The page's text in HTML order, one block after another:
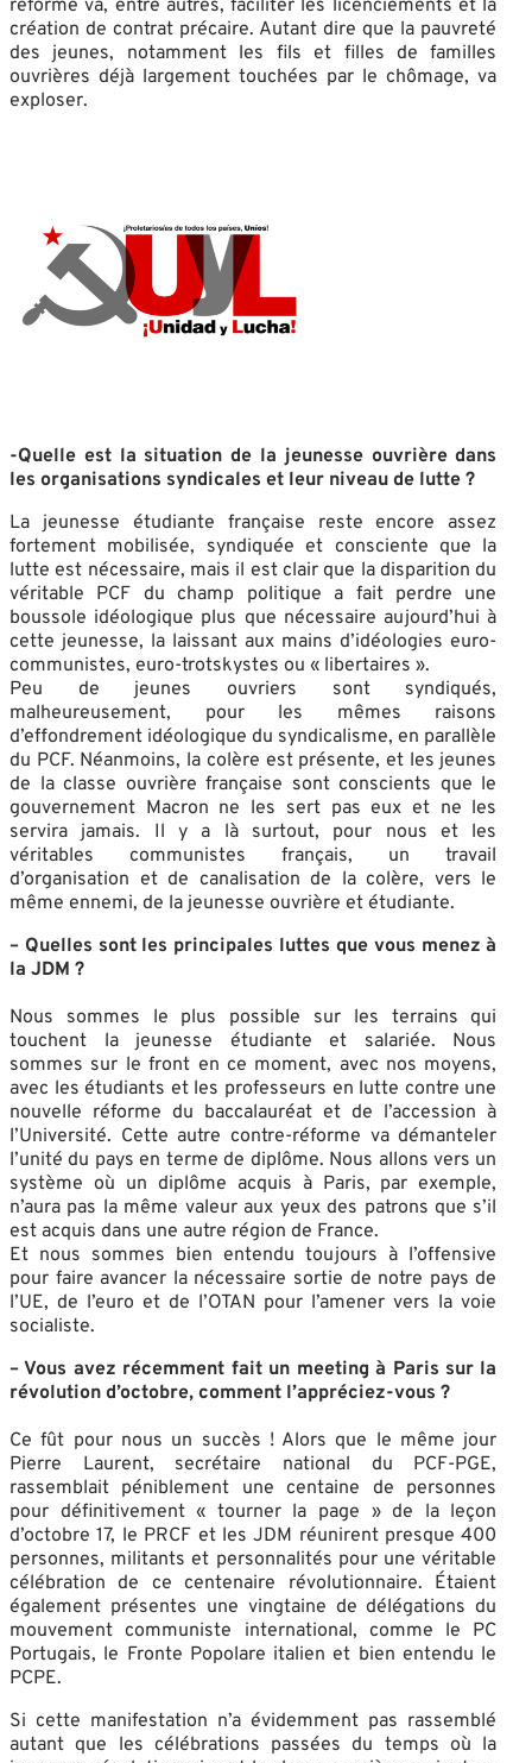
réforme va, entre autres, faciliter les licenciements et la
création de contrat précaire. Autant dire que la pauvreté
des jeunes, notamment les fils et filles de familles
ouvrières déjà largement touchées par le chômage, va
exploser.
-Quelle est la situation de la jeunesse ouvrière dans
les organisations syndicales et leur niveau de lutte ?
La jeunesse étudiante française reste encore assez
fortement mobilisée, syndiquée et consciente que la
lutte est nécessaire, mais il est clair que la disparition du
véritable PCF du champ politique a fait perdre une
boussole idéologique plus que nécessaire aujourd’hui à
cette jeunesse, la laissant aux mains d’idéologies euro-
communistes, euro-trotskystes ou « libertaires ».
Peu de jeunes ouvriers sont syndiqués,
malheureusement, pour les mêmes raisons
d’effondrement idéologique du syndicalisme, en parallèle
du PCF. Néanmoins, la colère est présente, et les jeunes
de la classe ouvrière française sont conscients que le
gouvernement Macron ne les sert pas eux et ne les
servira jamais. Il y a là surtout, pour nous et les
véritables communistes français, un travail
d’organisation et de canalisation de la colère, vers le
même ennemi, de la jeunesse ouvrière et étudiante.
– Quelles sont les principales luttes que vous menez à
la JDM ?
Nous sommes le plus possible sur les terrains qui
touchent la jeunesse étudiante et salariée. Nous
sommes sur le front en ce moment, avec nos moyens,
avec les étudiants et les professeurs en lutte contre une
nouvelle réforme du baccalauréat et de l’accession à
l’Université. Cette autre contre-réforme va démanteler
l’unité du pays en terme de diplôme. Nous allons vers un
système où un diplôme acquis à Paris, par exemple,
n’aura pas la même valeur aux yeux des patrons que s’il
est acquis dans une autre région de France.
Et nous sommes bien entendu toujours à l’offensive
pour faire avancer la nécessaire sortie de notre pays de
l’UE, de l’euro et de l’OTAN pour l’amener vers la voie
socialiste.
– Vous avez récemment fait un meeting à Paris sur la
révolution d’octobre, comment l’appréciez-vous ?
Ce fût pour nous un succès ! Alors que le même jour
Pierre Laurent, secrétaire national du PCF-PGE,
rassemblait péniblement une centaine de personnes
pour définitivement « tourner la page » de la leçon
d’octobre 17, le PRCF et les JDM réunirent presque 400
personnes, militants et personnalités pour une véritable
célébration de ce centenaire révolutionnaire. Étaient
également présentes une vingtaine de délégations du
mouvement communiste international, comme le PC
Portugais, le Fronte Popolare italien et bien entendu le
PCPE.
Si cette manifestation n’a évidemment pas rassemblé
autant que les célébrations passées du temps où la